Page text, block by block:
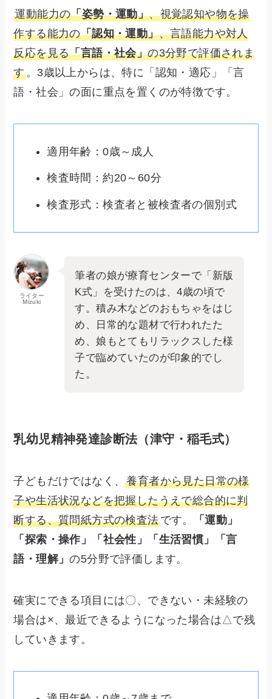
運動能力の「姿勢・運動」、視覚認知や物を操
作する能力の「認知・運動」、言語能力や対人
反応を見る「言語・社会」の3分野で評価されま
す。3歳以上からは、特に「認知・適応」「言
語・社会」の面に重点を置くのが特徴です。
適用年齢：0歳～成人
検査時間：約20～60分
検査形式：検査者と被検査者の個別式
ライター
Mizuki
筆者の娘が療育センターで「新版
K式」を受けたのは、4歳の頃で
す。積み木などのおもちゃをはじ
め、日常的な題材で行われたた
め、娘もとてもリラックスした様
子で臨めていたのが印象的でし
た。
乳幼児精神発達診断法（津守・稲毛式）
子どもだけではなく、養育者から見た日常の様
子や生活状況などを把握したうえで総合的に判
断する、質問紙方式の検査法です。
「運動」
「探索・操作」「社会性」「生活習慣」「言
語・理解」の5分野で評価します。
確実にできる項目には〇、できない・未経験の
場合は×、最近できるようになった場合は△で残
していきます。